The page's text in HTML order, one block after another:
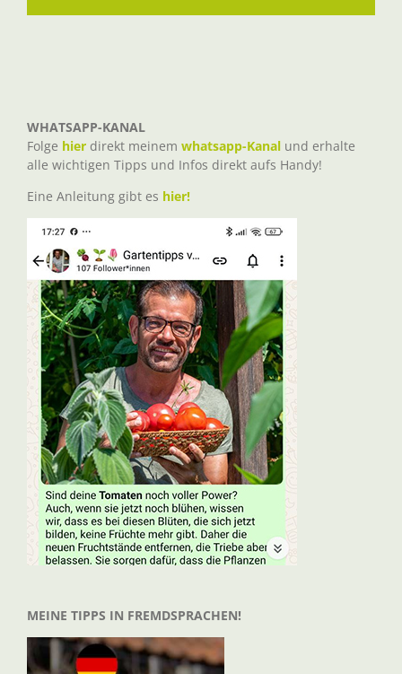
WHATSAPP-KANAL
Folge hier direkt meinem whatsapp-Kanal und erhalte
alle wichtigen Tipps und Infos direkt aufs Handy!
Eine Anleitung gibt es hier!
MEINE TIPPS IN FREMDSPRACHEN!